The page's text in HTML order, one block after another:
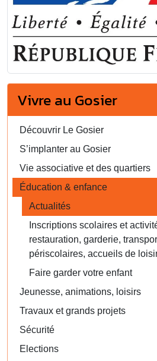
Vivre au Gosier
Découvrir Le Gosier
S’implanter au Gosier
Vie associative et des quartiers
Éducation & enfance
Actualités
Inscriptions scolaires et
restauration, garderie,
périscolaires, accueils de
Faire garder votre enfant
Jeunesse, animations, loisirs
Travaux et grands projets
Sécurité
Elections